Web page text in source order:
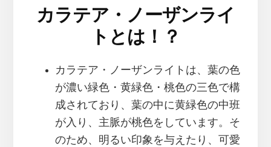
カラテア・ノーザンライ
トとは！？
カラテア・ノーザンライトは、葉の色
が濃い緑色・黄緑色・桃色の三色で構
成されており、葉の中に黄緑色の中班
が入り、主脈が桃色をしています。そ
のため、明るい印象を与えたり、可愛